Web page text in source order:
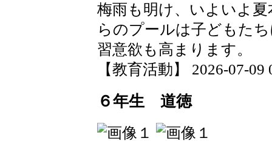
梅雨も明け、いよいよ
らのプールは子どもた
習意欲も高まります。
【教育活動】 2026-07-09
６年生 道徳